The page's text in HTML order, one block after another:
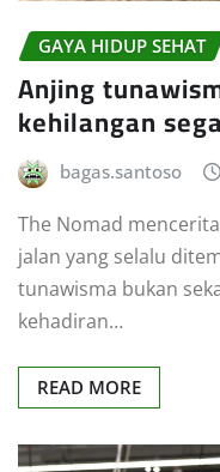
GAYA HIDUP SEHAT
Anjing
kehilangan
bagas.santoso
The Nomad
jalan yang selalu
tunawisma bukan
kehadiran…
READ MORE